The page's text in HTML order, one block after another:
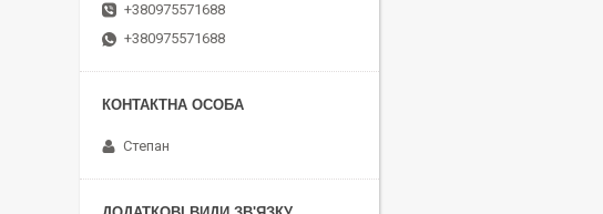
+380975571688
+380975571688
Степан